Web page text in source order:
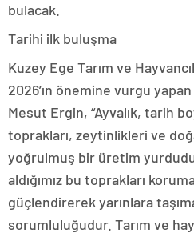
bulacak.
Tarihi ilk buluşma
Kuzey Ege Tarım ve
2026’ın önemine vurgu
Mesut Ergin, “Ayvalık, tarih
toprakları, zeytinlikleri ve
yoğrulmuş bir üretim
aldığımız bu toprakları
güçlendirerek yarınlara
sorumluluğudur. Tarım ve